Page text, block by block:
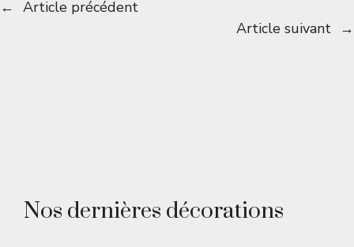
← Article précédent
Article suivant →
Nos dernières décorations